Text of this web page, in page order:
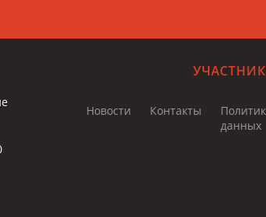
Новости Контакты
данных